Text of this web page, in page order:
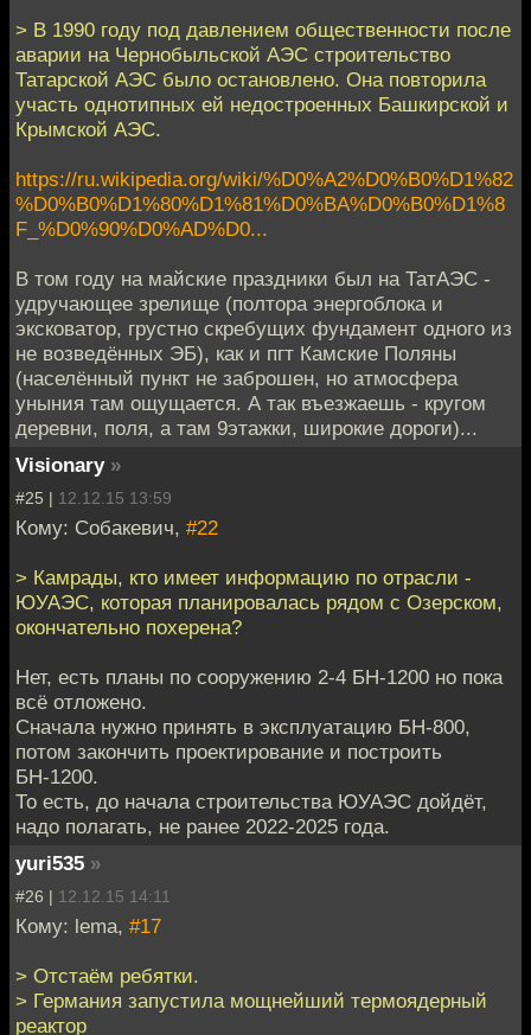
> В 1990 году под давлением общественности после
аварии на Чернобыльской АЭС строительство
Татарской АЭС было остановлено. Она повторила
участь однотипных ей недостроенных Башкирской и
Крымской АЭС.
https://ru.wikipedia.org/wiki/%D0%A2%D0%B0%D1%82
%D0%B0%D1%80%D1%81%D0%BA%D0%B0%D1%8
F_%D0%90%D0%AD%D0...
В том году на майские праздники был на ТатАЭС -
удручающее зрелище (полтора энергоблока и
эксковатор, грустно скребущих фундамент одного из
не возведённых ЭБ), как и пгт Камские Поляны
(населённый пункт не заброшен, но атмосфера
уныния там ощущается. А так въезжаешь - кругом
деревни, поля, а там 9этажки, широкие дороги)...
Visionary »
#25 | 12.12.15 13:59
Кому: Собакевич, #22
> Камрады, кто имеет информацию по отрасли -
ЮУАЭС, которая планировалась рядом с Озерском,
окончательно похерена?
Нет, есть планы по сооружению 2-4 БН-1200 но пока
всё отложено.
Сначала нужно принять в эксплуатацию БН-800,
потом закончить проектирование и построить
БН-1200.
То есть, до начала строительства ЮУАЭС дойдёт,
надо полагать, не ранее 2022-2025 года.
yuri535 »
#26 | 12.12.15 14:11
Кому: lema, #17
> Отстаём ребятки.
> Германия запустила мощнейший термоядерный
реактор